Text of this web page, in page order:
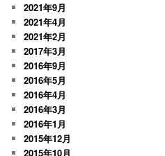
2021年9月
2021年4月
2021年2月
2017年3月
2016年9月
2016年5月
2016年4月
2016年3月
2016年1月
2015年12月
2015年10月